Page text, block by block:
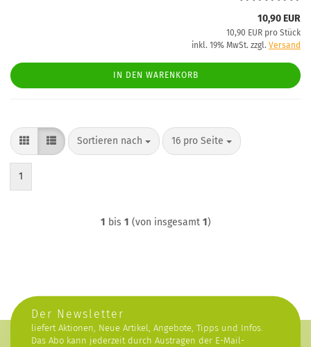
10,90 EUR
10,90 EUR pro Stück
inkl. 19% MwSt. zzgl. Versand
IN DEN WARENKORB
Sortieren nach
Sortieren nach 16 pro Seite
pro Seite
1
1 bis 1 (von insgesamt 1)
Der Newsletter
liefert Aktionen, Neue Artikel, Angebote, Tipps und Infos.
Das Abo kann jederzeit durch Austragen der E-Mail-